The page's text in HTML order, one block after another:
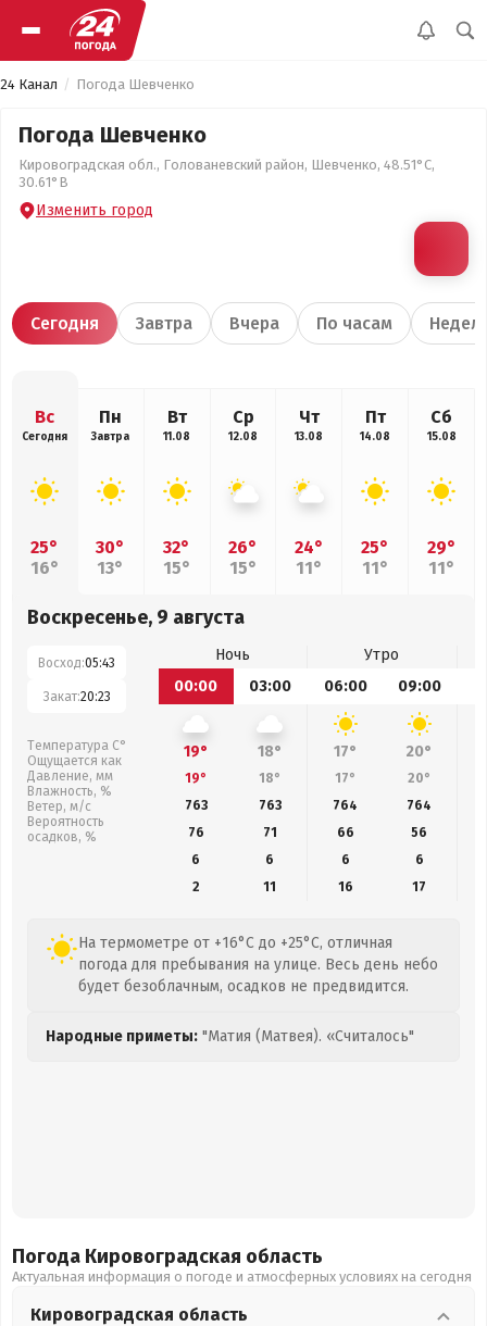
24 Канал Погода Шевченко
Погода Шевченко
Кировоградская обл., Голованевский район, Шевченко, 48.51°С,
30.61°В
Изменить город
Сегодня Завтра Вчера По часам
Вс
Сегодня
25°
16°
Пн
Завтра
30°
13°
Вт
11.08
32°
15°
Ср
12.08
26°
15°
Чт
13.08
24°
11°
Пт
14.08
25°
11°
Сб
15.08
29°
11°
Воскресенье, 9 августа
Восход:05:43
Закат:20:23
Температура С°
Ощущается как
Давление, мм
Влажность, %
Ветер, м/с
Вероятность
осадков, %
Ночь
Утро
00:00
03:00 06:00 09:00
19° 18° 17° 20°
19° 18° 17° 20°
763
763 764 764
76
71 66 56
6
6 6
6
2
11 16 17
На термометре от +16°C до +25°C, отличная
погода для пребывания на улице. Весь день небо
будет безоблачным, осадков не предвидится.
Народные приметы: "Матия (Матвея). «Считалось"
Погода Кировоградская область
Актуальная информация о погоде и атмосферных условиях на сегодня
Кировоградская область